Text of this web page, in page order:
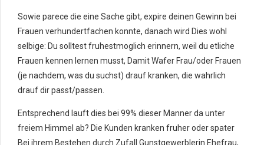
Sowie parece die eine Sache gibt, expire deinen Gewinn bei
Frauen verhundertfachen konnte, danach wird Dies wohl
selbige: Du solltest fruhestmoglich erinnern, weil du etliche
Frauen kennen lernen musst, Damit Wafer Frau/oder Frauen
(je nachdem, was du suchst) drauf kranken, die wahrlich
drauf dir passt/passen.
Entsprechend lauft dies bei 99% dieser Manner da unter
freiem Himmel ab? Die Kunden kranken fruher oder spater
Bei ihrem Bestehen durch Zufall Gunstgewerblerin Ehefrau,